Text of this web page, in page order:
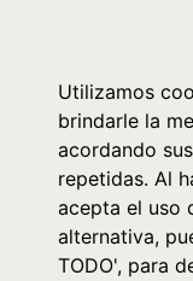
Utilizamos
brindarle la
acordando
repetidas. Al
acepta el uso
alternativa,
TODO', para